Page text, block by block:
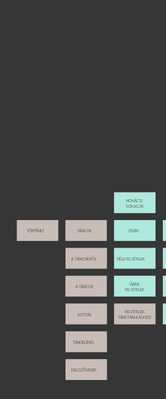
MOHÁCSI
SOKACOK
ZENÉK
RÉGI FELVÉTELEK
ÚJABB
FELVÉTELEK
FELVÉTELEK
TÁNCTANULÁSHOZ
TÁNCOK
TÖRTÉNET
A TÁNCOKRÓL
A TÁNCOK
KOTTÁK
TÁNCJELÍRÁS
DALSZÖVEGEK